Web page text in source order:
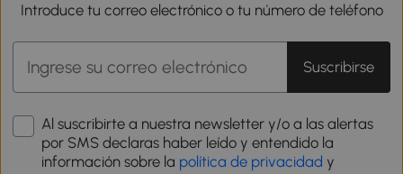
Introduce tu correo electrónico o tu número de teléfono
Suscribirse
Al suscribirte a nuestra newsletter y/o a las alertas
por SMS declaras haber leído y entendido la
información sobre la política de privacidad y